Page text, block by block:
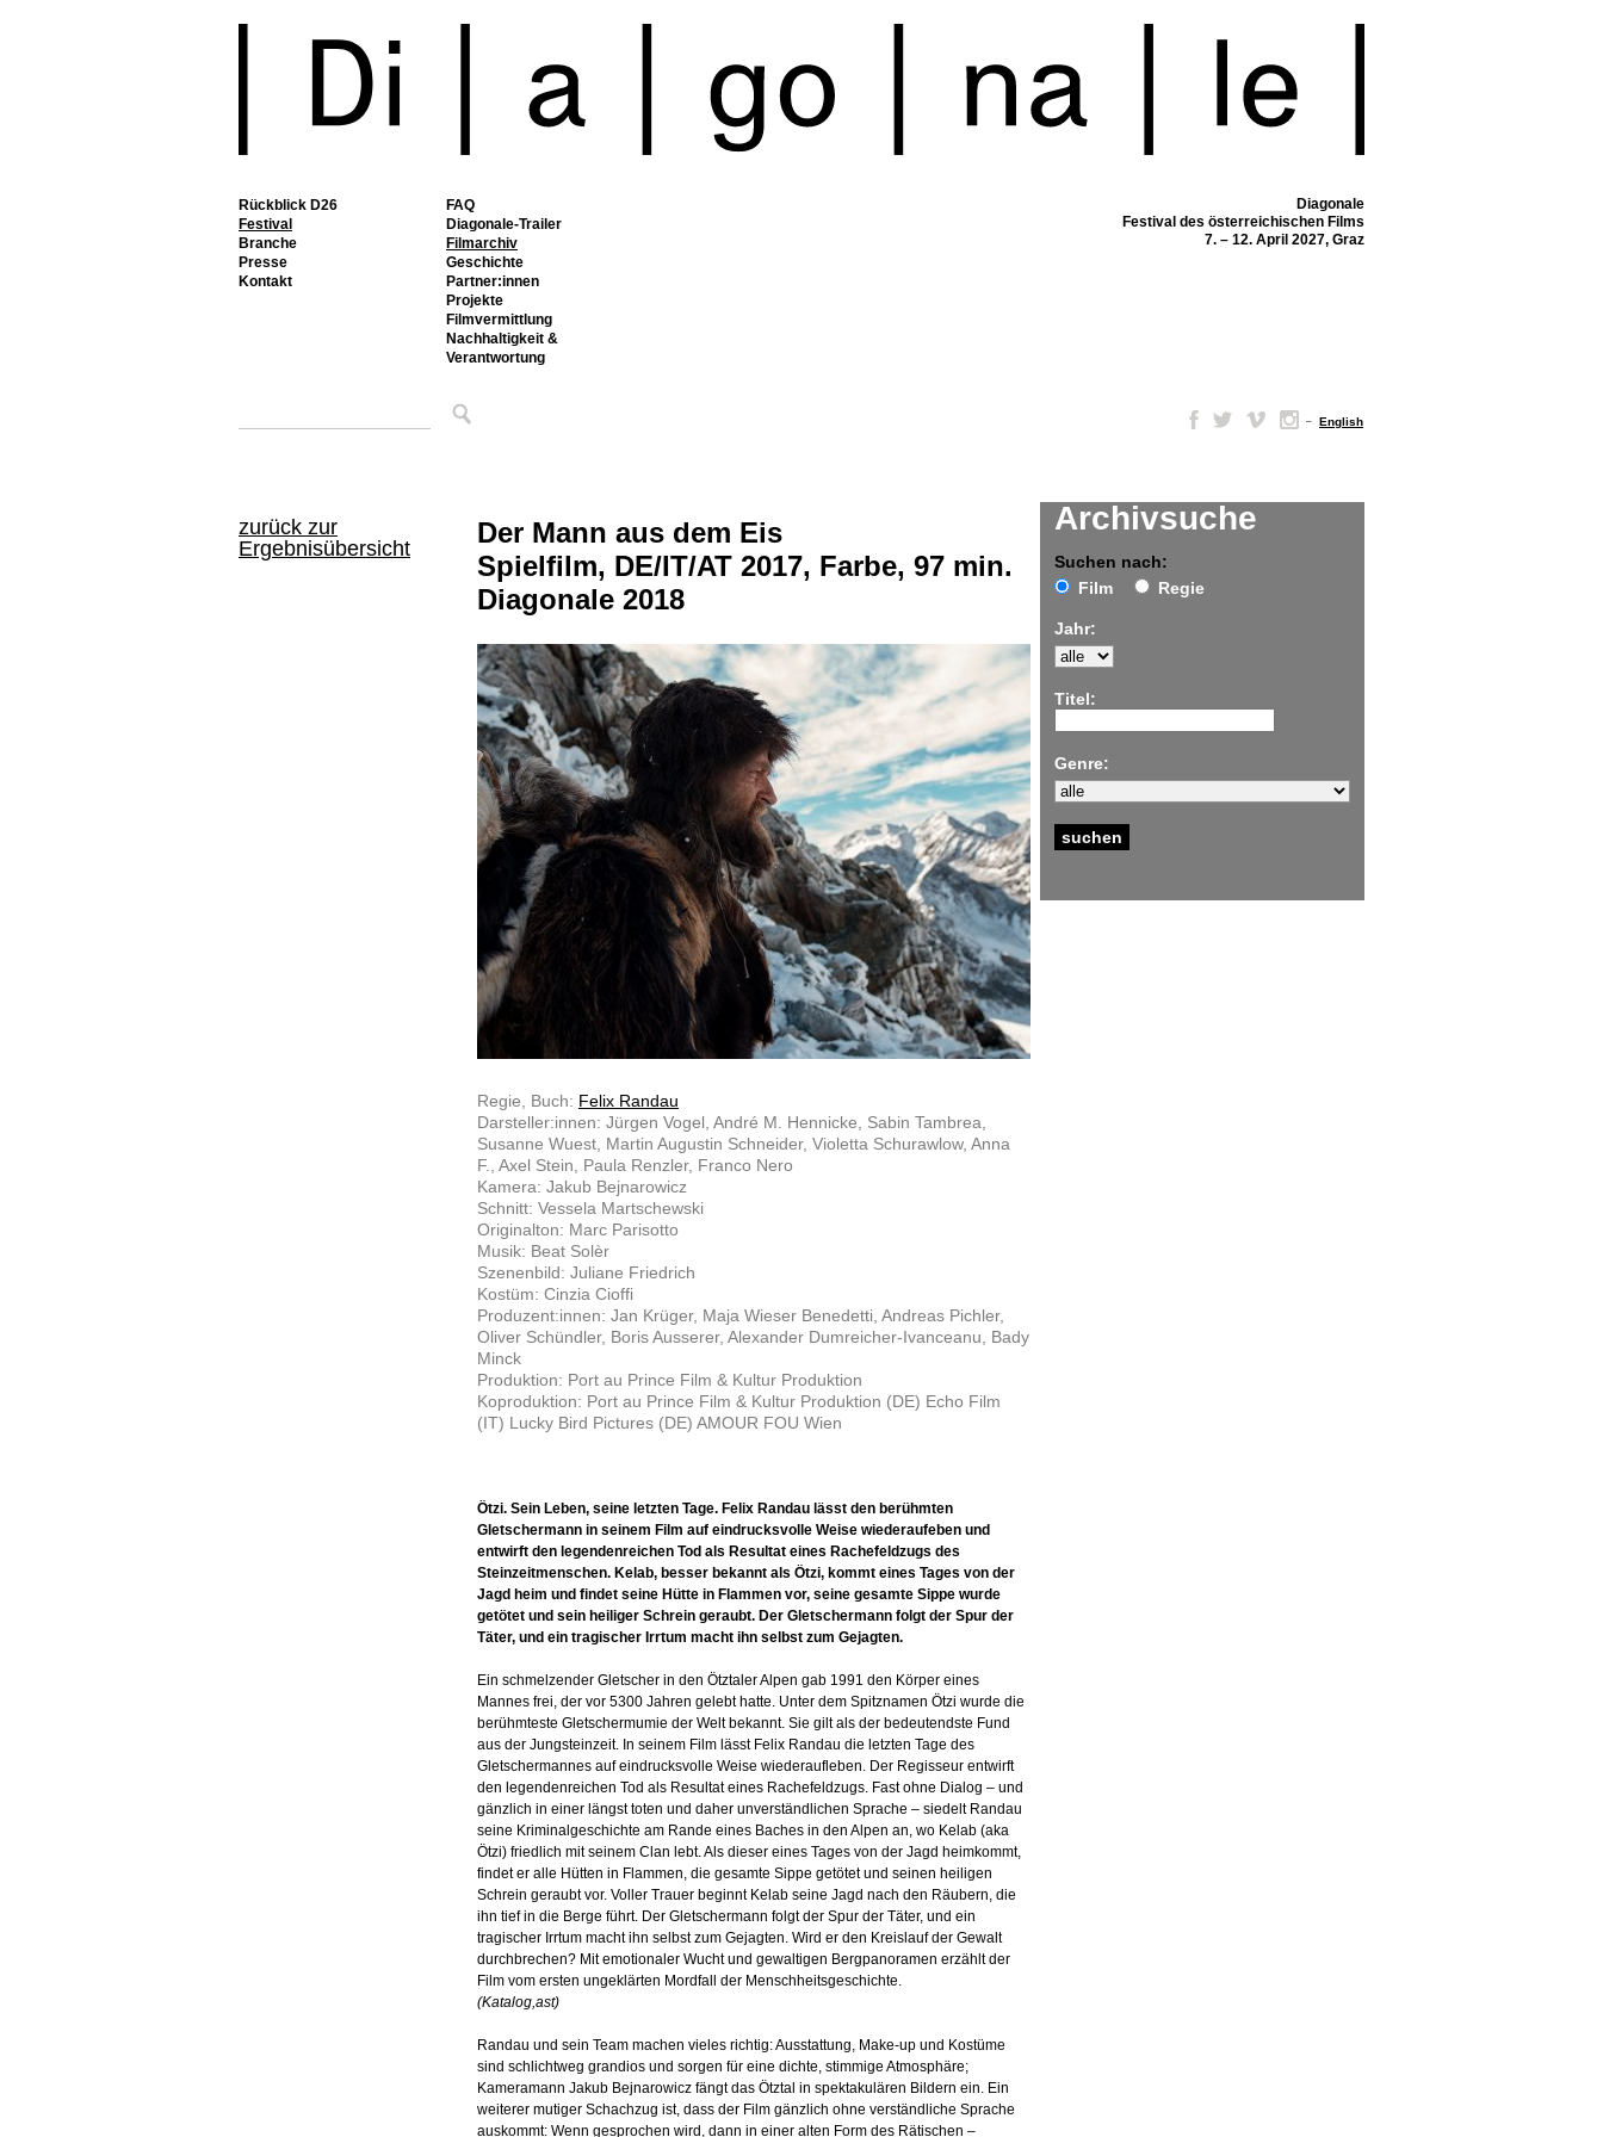
Rückblick D26
Festival
FAQ
Diagonale-Trailer
Filmarchiv
Geschichte
Partner:innen
Projekte
Filmvermittlung
Nachhaltigkeit &
Verantwortung
Branche
Presse
Kontakt
Diagonale
Festival des österreichischen Films
7. – 12. April 2027, Graz
– English
zurück zur
Ergebnisübersicht
Archivsuche
Suchen nach:
Film
Regie
Jahr:
Titel:
Genre:
Der Mann aus dem Eis
Spielfilm, DE/IT/AT 2017, Farbe, 97 min.
Diagonale 2018
Regie, Buch: Felix Randau
Darsteller:innen: Jürgen Vogel, André M. Hennicke, Sabin Tambrea,
Susanne Wuest, Martin Augustin Schneider, Violetta Schurawlow, Anna
F., Axel Stein, Paula Renzler, Franco Nero
Kamera: Jakub Bejnarowicz
Schnitt: Vessela Martschewski
Originalton: Marc Parisotto
Musik: Beat Solèr
Szenenbild: Juliane Friedrich
Kostüm: Cinzia Cioffi
Produzent:innen: Jan Krüger, Maja Wieser Benedetti, Andreas Pichler,
Oliver Schündler, Boris Ausserer, Alexander Dumreicher-Ivanceanu, Bady
Minck
Produktion: Port au Prince Film & Kultur Produktion
Koproduktion: Port au Prince Film & Kultur Produktion (DE) Echo Film
(IT) Lucky Bird Pictures (DE) AMOUR FOU Wien
Ötzi. Sein Leben, seine letzten Tage. Felix Randau lässt den berühmten
Gletschermann in seinem Film auf eindrucksvolle Weise wiederaufeben und
entwirft den legendenreichen Tod als Resultat eines Rachefeldzugs des
Steinzeitmenschen. Kelab, besser bekannt als Ötzi, kommt eines Tages von der
Jagd heim und findet seine Hütte in Flammen vor, seine gesamte Sippe wurde
getötet und sein heiliger Schrein geraubt. Der Gletschermann folgt der Spur der
Täter, und ein tragischer Irrtum macht ihn selbst zum Gejagten.
Ein schmelzender Gletscher in den Ötztaler Alpen gab 1991 den Körper eines
Mannes frei, der vor 5300 Jahren gelebt hatte. Unter dem Spitznamen Ötzi wurde die
berühmteste Gletschermumie der Welt bekannt. Sie gilt als der bedeutendste Fund
aus der Jungsteinzeit. In seinem Film lässt Felix Randau die letzten Tage des
Gletschermannes auf eindrucksvolle Weise wiederaufleben. Der Regisseur entwirft
den legendenreichen Tod als Resultat eines Rachefeldzugs. Fast ohne Dialog – und
gänzlich in einer längst toten und daher unverständlichen Sprache – siedelt Randau
seine Kriminalgeschichte am Rande eines Baches in den Alpen an, wo Kelab (aka
Ötzi) friedlich mit seinem Clan lebt. Als dieser eines Tages von der Jagd heimkommt,
findet er alle Hütten in Flammen, die gesamte Sippe getötet und seinen heiligen
Schrein geraubt vor. Voller Trauer beginnt Kelab seine Jagd nach den Räubern, die
ihn tief in die Berge führt. Der Gletschermann folgt der Spur der Täter, und ein
tragischer Irrtum macht ihn selbst zum Gejagten. Wird er den Kreislauf der Gewalt
durchbrechen? Mit emotionaler Wucht und gewaltigen Bergpanoramen erzählt der
Film vom ersten ungeklärten Mordfall der Menschheitsgeschichte.
(Katalog,ast)
Randau und sein Team machen vieles richtig: Ausstattung, Make-up und Kostüme
sind schlichtweg grandios und sorgen für eine dichte, stimmige Atmosphäre;
Kameramann Jakub Bejnarowicz fängt das Ötztal in spektakulären Bildern ein. Ein
weiterer mutiger Schachzug ist, dass der Film gänzlich ohne verständliche Sprache
auskommt: Wenn gesprochen wird, dann in einer alten Form des Rätischen –